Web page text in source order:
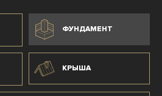
ФУНДАМЕНТ
КРЫША